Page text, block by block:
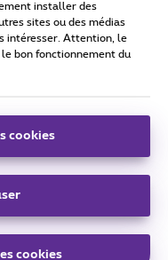
Bruxelles.
installer des
sites ou des médias
intéresser. Attention, le
bon fonctionnement du
cookies
cookies